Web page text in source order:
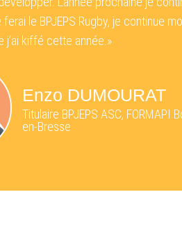
le BPJEPS Rugby, je continue
j’ai kiffé cette année.»
Enzo DUMOURAT
Titulaire BPJEPS ASC, FORMAPI
en-Bresse